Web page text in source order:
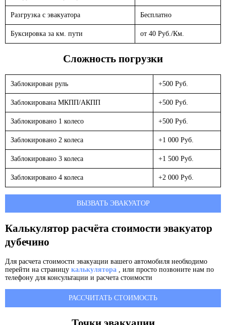
Разгрузка с эвакуатора Бесплатно
Буксировка за км. пути от 40 Руб./Км.
Сложность погрузки
Заблокирован руль +500 Руб.
Заблокирована МКПП/АКПП +500 Руб.
Заблокировано 1 колесо +500 Руб.
Заблокировано 2 колеса +1 000 Руб.
Заблокировано 3 колеса +1 500 Руб.
Заблокировано 4 колеса +2 000 Руб.
ВЫЗВАТЬ ЭВАКУАТОР
Калькулятор расчёта стоимости эвакуатор
дубечино
Для расчета стоимости эвакуации вашего автомобиля необходимо
перейти на страницу калькулятора , или просто позвоните нам по
телефону для консультации и расчета стоимости
РАССЧИТАТЬ СТОИМОСТЬ